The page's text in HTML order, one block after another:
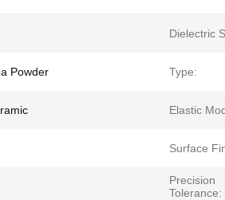
Dielectric
Powder Type:
Elastic
Surface
Precision
Tolerance: